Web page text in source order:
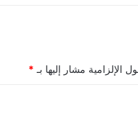
الإلزامية مشار إليها بـ *